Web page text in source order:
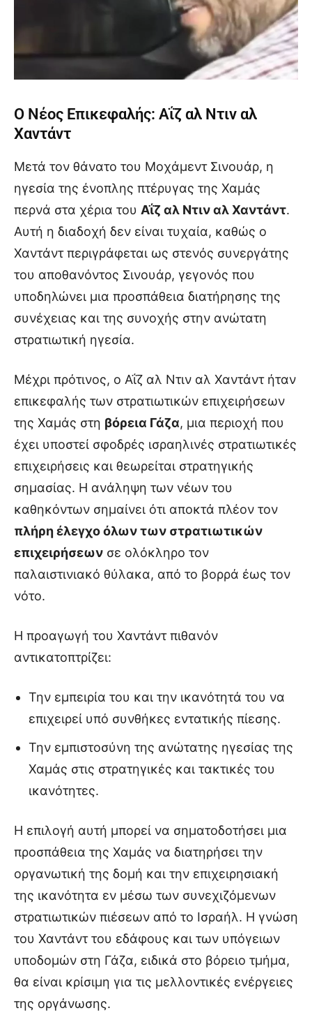
Ο Νέος Επικεφαλής: Αΐζ αλ Ντιν αλ
Χαντάντ
Μετά τον θάνατο του Μοχάμεντ Σινουάρ, η
ηγεσία της ένοπλης πτέρυγας της Χαμάς
περνά στα χέρια του Αΐζ αλ Ντιν αλ Χαντάντ.
Αυτή η διαδοχή δεν είναι τυχαία, καθώς ο
Χαντάντ περιγράφεται ως στενός συνεργάτης
του αποθανόντος Σινουάρ, γεγονός που
υποδηλώνει μια προσπάθεια διατήρησης της
συνέχειας και της συνοχής στην ανώτατη
στρατιωτική ηγεσία.
Μέχρι πρότινος, ο Αΐζ αλ Ντιν αλ Χαντάντ ήταν
επικεφαλής των στρατιωτικών επιχειρήσεων
της Χαμάς στη βόρεια Γάζα, μια περιοχή που
έχει υποστεί σφοδρές ισραηλινές στρατιωτικές
επιχειρήσεις και θεωρείται στρατηγικής
σημασίας. Η ανάληψη των νέων του
καθηκόντων σημαίνει ότι αποκτά πλέον τον
πλήρη έλεγχο όλων των στρατιωτικών
επιχειρήσεων σε ολόκληρο τον
παλαιστινιακό θύλακα, από το βορρά έως τον
νότο.
Η προαγωγή του Χαντάντ πιθανόν
αντικατοπτρίζει:
Την εμπειρία του και την ικανότητά του να
επιχειρεί υπό συνθήκες εντατικής πίεσης.
Την εμπιστοσύνη της ανώτατης ηγεσίας της
Χαμάς στις στρατηγικές και τακτικές του
ικανότητες.
Η επιλογή αυτή μπορεί να σηματοδοτήσει μια
προσπάθεια της Χαμάς να διατηρήσει την
οργανωτική της δομή και την επιχειρησιακή
της ικανότητα εν μέσω των συνεχιζόμενων
στρατιωτικών πιέσεων από το Ισραήλ. Η γνώση
του Χαντάντ του εδάφους και των υπόγειων
υποδομών στη Γάζα, ειδικά στο βόρειο τμήμα,
θα είναι κρίσιμη για τις μελλοντικές ενέργειες
της οργάνωσης.